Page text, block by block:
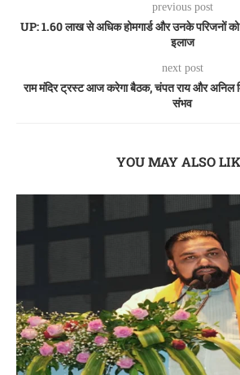
previous post
UP: 1.60 लाख से अधिक होमगार्ड और उनके परिजनों
इलाज
next post
राम मंदिर ट्रस्ट आज करेगा बैठक, चंपत राय और अनिल
संभव
YOU MAY ALSO